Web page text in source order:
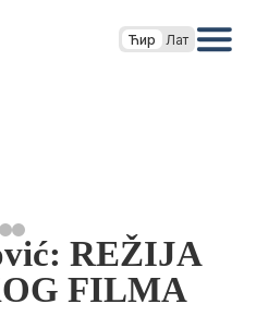
Ћир Лат
REŽIJA
FILMA